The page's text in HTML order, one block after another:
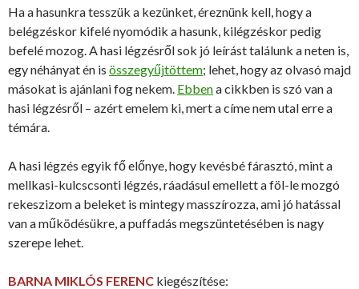
Ha a hasunkra tesszük a kezünket, éreznünk kell, hogy a
belégzéskor kifelé nyomódik a hasunk, kilégzéskor pedig
befelé mozog. A hasi légzésről sok jó leírást találunk a neten is,
egy néhányat én is összegyűjtöttem; lehet, hogy az olvasó majd
másokat is ajánlani fog nekem. Ebbena cikkben is szó van a
hasi légzésről – azért emelem ki, mert a címe nem utal erre a
témára.
A hasi légzés egyik fő előnye, hogy kevésbé fárasztó, mint a
mellkasi-kulcscsonti légzés, ráadásul emellett a föl-le mozgó
rekeszizom a beleket is mintegy masszírozza, ami jó hatással
van a működésükre, a puffadás megszüntetésében is nagy
szerepe lehet.
BARNA MIKLÓS FERENC kiegészítése: